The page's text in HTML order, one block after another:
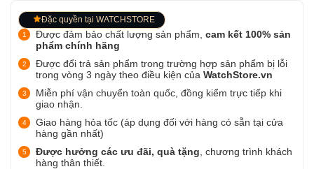
Đặc quyền tại WATCHSTORE
Được đảm bảo chất lượng sản phẩm, cam kết 100% sản
phẩm chính hãng
Được đổi trả sản phẩm trong trường hợp sản phẩm bị lỗi
trong vòng 3 ngày theo điều kiện của WatchStore.vn
Miễn phí vận chuyển toàn quốc, đồng kiểm trực tiếp khi
giao nhận.
Giao hàng hỏa tốc (áp dụng đối với hàng có sẵn tại cửa
hàng gần nhất)
Được hưởng các ưu đãi, quà tặng , chương trình khách
hàng thân thiết.